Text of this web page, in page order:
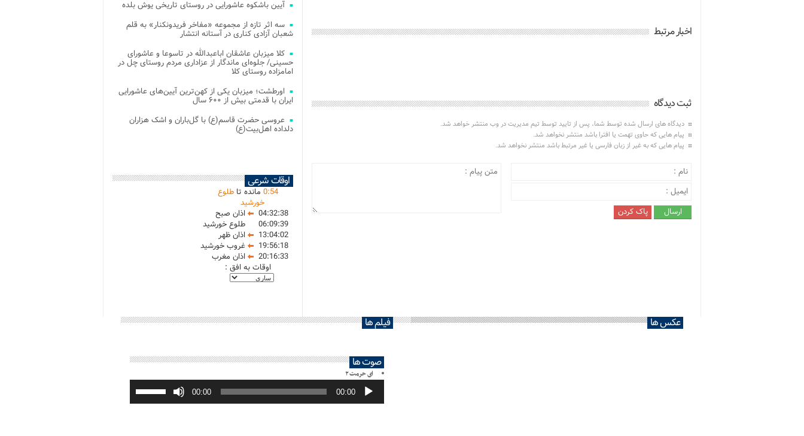
اخبار مرتبط
ثبت دیدگاه
دیدگاه های ارسال شده توسط شما، پس از تایید توسط تیم مدیریت در وب منتشر خواهد شد.
پیام هایی که حاوی تهمت یا افترا باشد منتشر نخواهد شد.
پیام هایی که به غیر از زبان فارسی یا غیر مرتبط باشد منتشر نخواهد شد.
آیین باشکوه عاشورایی در روستای تاریخی یوش بلده
سه اثر تازه از مجموعه «مفاخر فریدونکنار» به قلم
شعبان آزادی کناری در آستانه انتشار
کلا میزبان عاشقان اباعبدالله در تاسوعا و عاشورای
حسینی/ جلوه‌ای ماندگار از عزاداری مردم روستای چل در
امامزاده روستای کلا
اورطشت؛ میزبان یکی از کهن‌ترین آیین‌های عاشورایی
ایران با قدمتی بیش از ۶۰۰ سال
عروسی حضرت قاسم(ع) با گل‌باران و اشک هزاران
دلداده اهل‌بیت(ع)
اوقات شرعی
0:54 مانده تاطلوع
خورشید
04:32:38
اذان صبح
06:09:39
طلوع خورشید
13:04:02
اذان ظهر
19:56:18
غروب خورشید
20:16:33
اذان مغرب
اوقات به افق :
عکس ها فیلم ها
صوت ها
ای حرمت ۲
پخش‌کننده
صوت 00:00
00:00
برای
افزایش
یا
صدا